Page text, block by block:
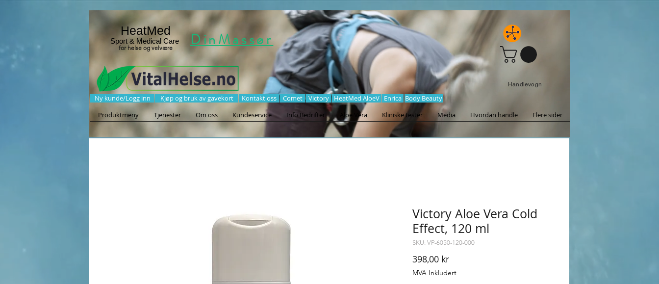
HeatMed
Sport & Medical Care
for helse og velvære DinMassør
Handlevogn
Ny kunde/Logg inn Kjøp og bruk av gavekort Kontakt oss Comet Victory HeatMed AloeV Enrica Body Beauty
Produktmeny
Tjenester Om oss Kundeservice Info Bedrifter Aloe Vera Kliniske tester Media Hvordan handle Flere sider
Victory Aloe Vera Cold
Effect, 120 ml
SKU: VP-6050-120-000
398,00 krPris
MVA Inkludert